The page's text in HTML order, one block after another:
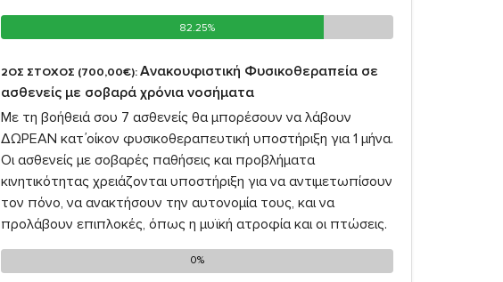
82.25%
82.25%
2ΟΣ ΣΤΟΧΟΣ (700,00€):Ανακουφιστική Φυσικοθεραπεία σε
ασθενείς με σοβαρά χρόνια νοσήματα
Με τη βοήθειά σου 7 ασθενείς θα μπορέσουν να λάβουν
ΔΩΡΕΑΝ κατ΄οίκον φυσικοθεραπευτική υποστήριξη για 1 μήνα.
Οι ασθενείς με σοβαρές παθήσεις και προβλήματα
κινητικότητας χρειάζονται υποστήριξη για να αντιμετωπίσουν
τον πόνο, να ανακτήσουν την αυτονομία τους, και να
προλάβουν επιπλοκές, όπως η μυϊκή ατροφία και οι πτώσεις.
0%
0%